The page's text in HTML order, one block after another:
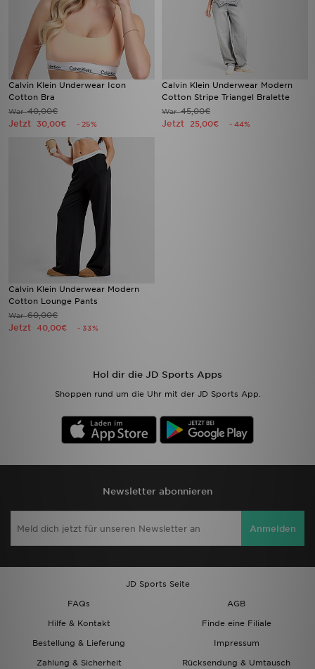
Calvin Klein Underwear Icon
Cotton Bra
War40,00€
Jetzt 30,00€ - 25%
Calvin Klein Underwear Modern
Cotton Stripe Triangel Bralette
War45,00€
Jetzt 25,00€ - 44%
Calvin Klein Underwear Modern
Cotton Lounge Pants
War60,00€
Jetzt 40,00€ - 33%
Hol dir die JD Sports Apps
Shoppen rund um die Uhr mit der JD Sports App.
Newsletter abonnieren
Anmelden
JD Sports Seite
FAQs
AGB
Hilfe & Kontakt
Finde eine Filiale
Bestellung & Lieferung
Impressum
Zahlung & Sicherheit
Rücksendung & Umtausch